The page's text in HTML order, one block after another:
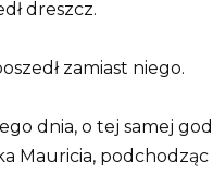
dreszcz.
zamiast niego.
dnia, o tej samej
Mauricia,